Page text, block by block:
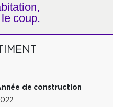
coup.
de construction